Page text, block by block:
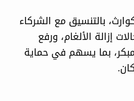
بالتنسيق مع الشركاء
إزالة الألغام، ورفع
بما يسهم في حماية